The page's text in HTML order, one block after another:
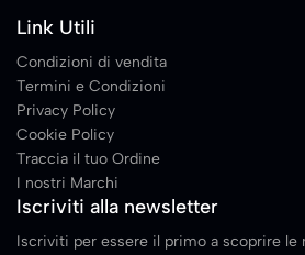
Link Utili
Condizioni di vendita
Termini e Condizioni
Privacy Policy
Cookie Policy
Traccia il tuo Ordine
I nostri Marchi
Iscriviti alla newsletter
Iscriviti per essere il primo a scoprire le